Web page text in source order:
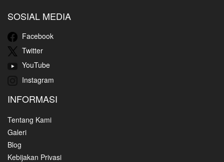
SOSIAL MEDIA
Facebook
Twitter
YouTube
Instagram
INFORMASI
Tentang Kami
Galeri
Blog
Kebijakan Privasi